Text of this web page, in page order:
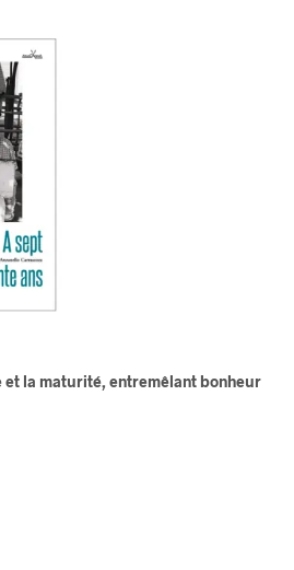
et la maturité, entremêlant bonheur